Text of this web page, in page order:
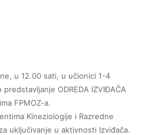
u 12.00 sati, u učionici 1-4
ODREDA IZVIĐAČA
FPMOZ-a.
Kineziologije i Razredne
uključivanje u aktivnosti Izviđača.